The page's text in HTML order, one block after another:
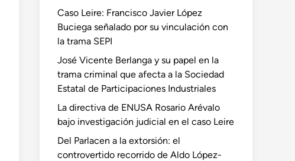
Caso Leire: Francisco Javier López
Buciega señalado por su vinculación con
la trama SEPI
José Vicente Berlanga y su papel en la
trama criminal que afecta a la Sociedad
Estatal de Participaciones Industriales
La directiva de ENUSA Rosario Arévalo
bajo investigación judicial en el caso Leire
Del Parlacen a la extorsión: el
controvertido recorrido de Aldo López-